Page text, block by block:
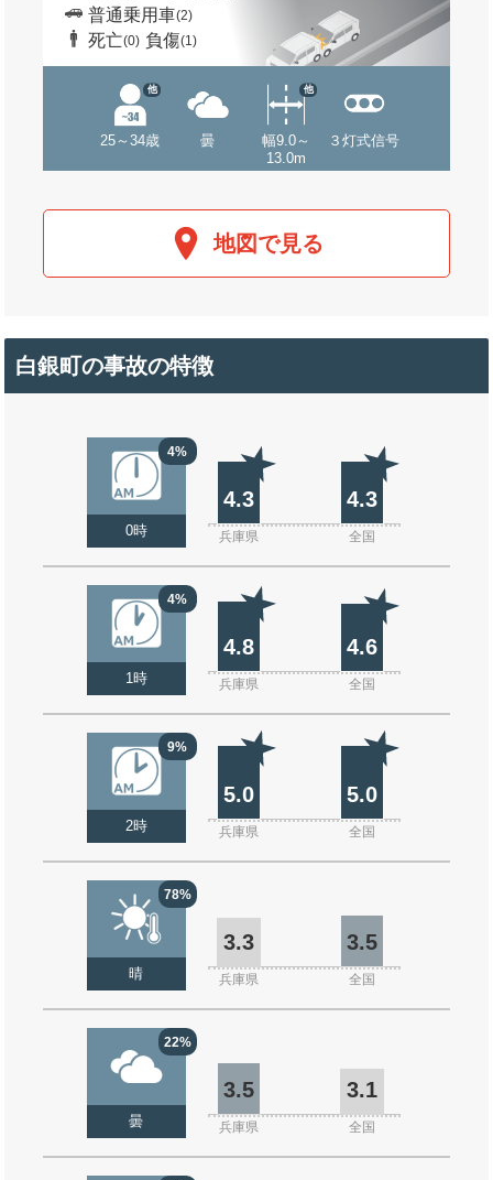
普通乗用車(2)
死亡(0) 負傷(1)
25～34歳
他
曇
幅9.0～
13.0m
他
３灯式信号
地図で見る
白銀町の事故の特徴
4%
0時
4.3 4.3
兵庫県 全国
4%
1時
4.8 4.6
兵庫県 全国
9%
2時
5.0 5.0
兵庫県 全国
78%
晴
3.3 3.5
兵庫県 全国
22%
曇
3.5 3.1
兵庫県 全国